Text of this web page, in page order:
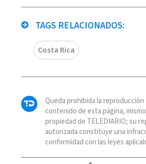
TAGS RELACIONADOS:
Costa Rica
Queda prohibida la
contenido de esta página,
propiedad de TELEDIARIO; su
autorizada constituye una
conformidad con las leyes